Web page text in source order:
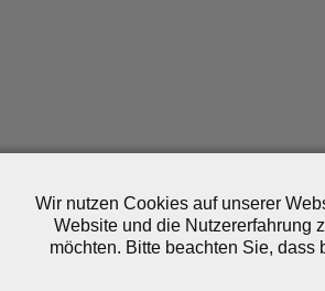
Wir nutzen Cookies auf unserer
Website und die Nutzererfahrung
möchten. Bitte beachten Sie,